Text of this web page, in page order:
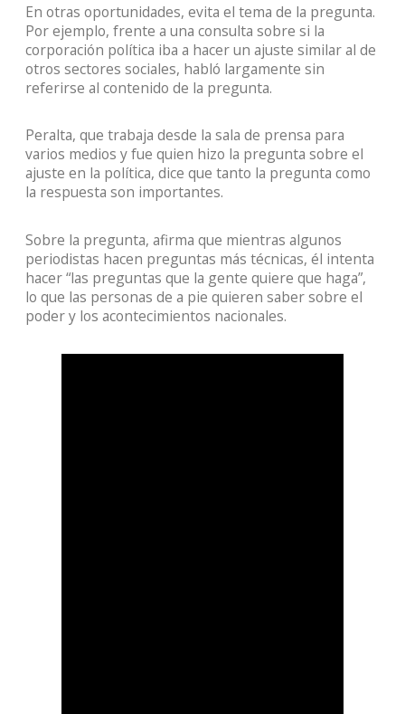
En otras oportunidades, evita el tema de la pregunta.
Por ejemplo, frente a una consulta sobre si la
corporación política iba a hacer un ajuste similar al de
otros sectores sociales, habló largamente sin
referirse al contenido de la pregunta.
Peralta, que trabaja desde la sala de prensa para
varios medios y fue quien hizo la pregunta sobre el
ajuste en la política, dice que tanto la pregunta como
la respuesta son importantes.
Sobre la pregunta, afirma que mientras algunos
periodistas hacen preguntas más técnicas, él intenta
hacer “las preguntas que la gente quiere que haga”,
lo que las personas de a pie quieren saber sobre el
poder y los acontecimientos nacionales.